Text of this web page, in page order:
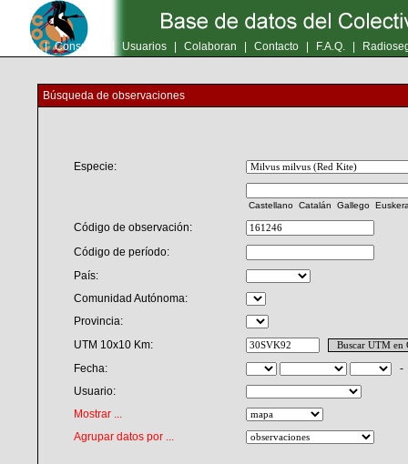
Inicio | Consultas Usuarios Colaboran Contacto F.A.Q.
Búsqueda de observaciones
Especie:
Castellano Catalán Gallego
Código de observación:
Código de período:
País:
Comunidad Autónoma:
Provincia:
UTM 10x10 Km:
Fecha:
Usuario:
Mostrar ...
Agrupar datos por ...